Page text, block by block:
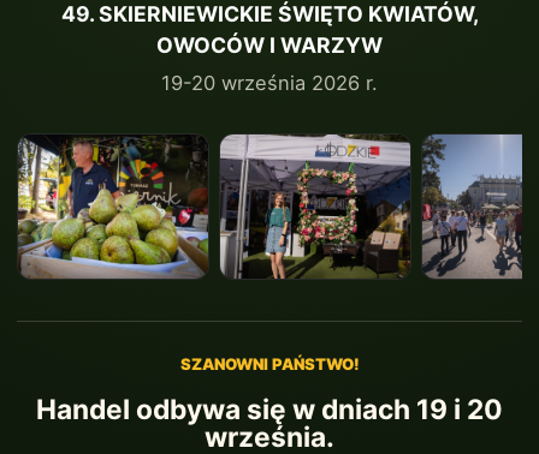
49. SKIERNIEWICKIE ŚWIĘTO KWIATÓW,
OWOCÓW I WARZYW
19-20 września 2026 r.
SZANOWNI PAŃSTWO!
Handel odbywa się w dniach 19 i 20
września.